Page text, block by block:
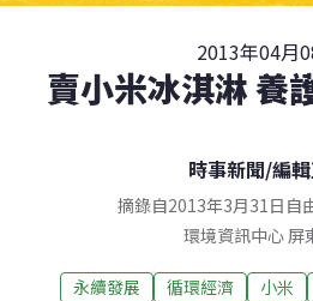
2013年04月
賣小米冰淇淋 養
時事新聞/編
摘錄自2013年3月31日自
環境資訊中心 屏
永續發展 循環經濟 小米